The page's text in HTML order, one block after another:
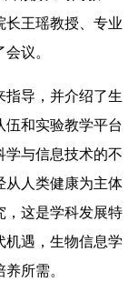
长王瑶教授、专业
议。
指导，并介绍了生
伍和实验教学平台
学与信息技术的不
从人类健康为主体
，这是学科发展特
机遇，生物信息学
所需。